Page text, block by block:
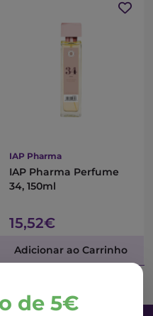
de 5€
IAP Pharma
IAP Pharma Perfume
34, 150ml
15,52€
Adicionar ao Carrinho